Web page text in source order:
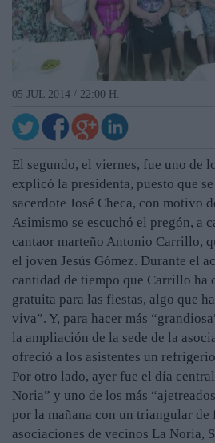
05 JUL 2014 / 22:00 H.
El segundo, el viernes, fue uno de
explicó la presidenta, puesto que
sacerdote José Checa, con motivo
Asimismo se escuchó el pregón, a
cantaor marteño Antonio Carrillo,
el joven Jesús Gómez. Durante el
cantidad de tiempo que Carrillo ha
gratuita para las fiestas, algo que
viva”. Y, para hacer más
la ampliación de la sede de la
ofreció a los asistentes un
Por otro lado, ayer fue el día
Noria” y uno de los más
por la mañana con un triangular de
asociaciones de vecinos La Noria,